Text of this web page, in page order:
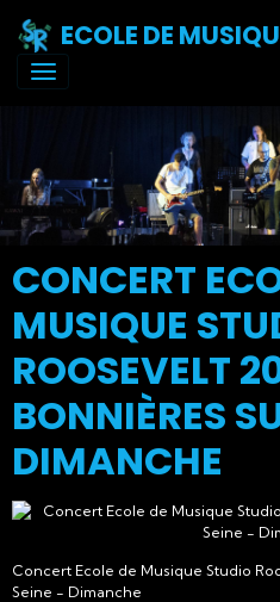
ECOLE DE
CONCERT
MUSIQUE
ROOSEVELT
BONNIÈRES
DIMANCHE
Concert Ecole de Musique Studio
Seine - Dimanche